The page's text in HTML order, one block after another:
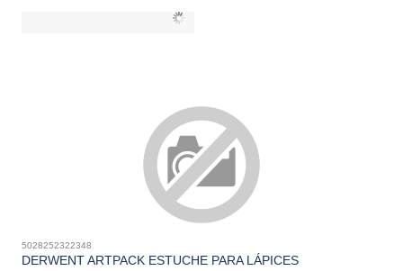
5028252322348
DERWENT ARTPACK ESTUCHE PARA LÁPICES